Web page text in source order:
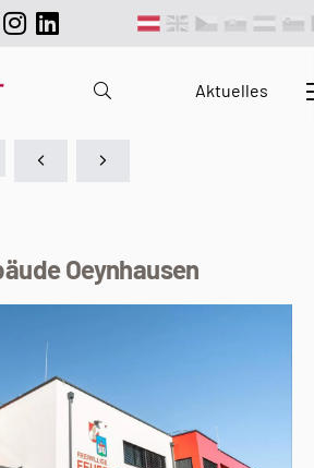
Aktuelles
Oeynhausen